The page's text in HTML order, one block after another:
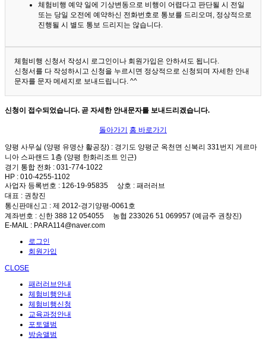
체험비행 예약 일에 기상변동으로 비행이 어렵다고 판단될 시 전일
또는 당일 오전에 예약하신 전화번호로 통보를 드리오며, 정상적으로
진행될 시 별도 통보 드리지는 않습니다.
체험비행 신청서 작성시 로그인이나 회원가입은 안하셔도 됩니다.
신청서를 다 작성하시고 신청을 누르시면 정상적으로 신청되며 자세한 안내
문자를 문자 메세지로 보내드립니다. ^^
신청이 접수되었습니다. 곧 자세한 안내문자를 보내드리겠습니다.
돌아가기 홈 바로가기
양평 사무실 (양평 유명산 활공장) : 경기도 양평군 옥천면 신복리 331번지 게르마
니아 스파랜드 1층 (양평 한화리조트 인근)
경기 통합 전화 : 031-774-1022
HP : 010-4255-1102
사업자 등록번호 : 126-19-95835 상호 : 패러러브
대표 : 권창진
통신판매신고 : 제 2012-경기양평-0061호
계좌번호 : 신한 388 12 054055 농협 233026 51 069957 (예금주 권창진)
E-MAIL : PARA114@naver.com
로그인
회원가입
CLOSE
패러러브안내
체험비행안내
체험비행신청
교육과정안내
포토앨범
방송앨범